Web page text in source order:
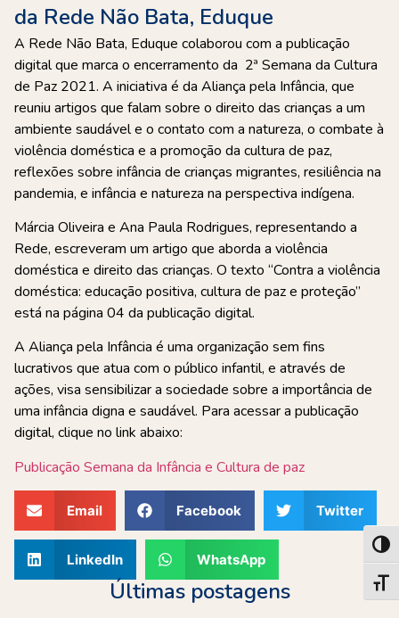
da Rede Não Bata, Eduque
A Rede Não Bata, Eduque colaborou com a publicação
digital que marca o encerramento da 2ª Semana da Cultura
de Paz 2021. A iniciativa é da Aliança pela Infância, que
reuniu artigos que falam sobre o direito das crianças a um
ambiente saudável e o contato com a natureza, o combate à
violência doméstica e a promoção da cultura de paz,
reflexões sobre infância de crianças migrantes, resiliência na
pandemia, e infância e natureza na perspectiva indígena.
Márcia Oliveira e Ana Paula Rodrigues, representando a
Rede, escreveram um artigo que aborda a violência
doméstica e direito das crianças. O texto “Contra a violência
doméstica: educação positiva, cultura de paz e proteção”
está na página 04 da publicação digital.
A Aliança pela Infância é uma organização sem fins
lucrativos que atua com o público infantil, e através de
ações, visa sensibilizar a sociedade sobre a importância de
uma infância digna e saudável. Para acessar a publicação
digital, clique no link abaixo:
Publicação Semana da Infância e Cultura de paz
Email Facebook Twitter
LinkedIn WhatsApp
Últimas postagens